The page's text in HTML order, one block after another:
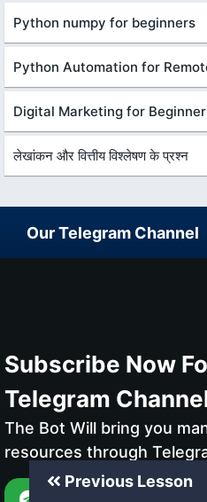
Python numpy for beginners
Python Automation for
Digital Marketing for
लेखांकन और वित्तीय विश्लेषण के प्रश्न
Previous Lesson
Our Telegram Channel
Subscribe Now
Telegram
The Bot Will bring you
resources through